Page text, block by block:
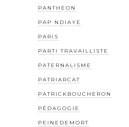
PANTHEON
PAP NDIAYE
PARIS
PARTI TRAVAILLISTE
PATERNALISME
PATRIARCAT
PATRICKBOUCHERON
PÉDAGOGIE
PEINEDEMORT